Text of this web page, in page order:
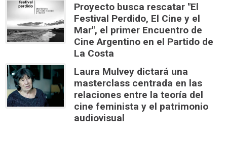
Proyecto busca rescatar "El
Festival Perdido, El Cine y el
Mar", el primer Encuentro de
Cine Argentino en el Partido de
La Costa
Laura Mulvey dictará una
masterclass centrada en las
relaciones entre la teoría del
cine feminista y el patrimonio
audiovisual